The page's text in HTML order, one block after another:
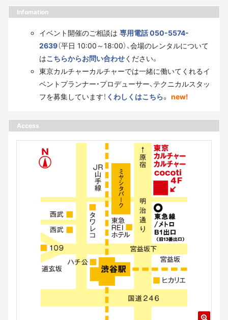
Infomation
イベント開催のご相談は 専用電話 050-5574-
2639（平日 10:00～18:00）、会場のレンタルについて
はこちらからお問い合わせください。
東京カルチャーカルチャーでは一緒に働いてくれるイ
ベントプランナー・プロデューサー、テクニカルスタッ
フを募集しています！ くわしくはこちら。 new!
Access